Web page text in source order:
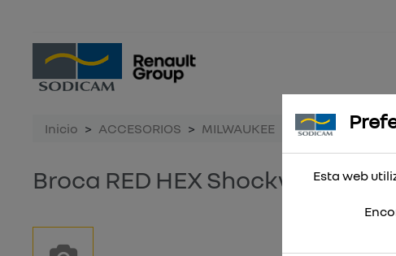
Inicio ACCESORIOS MILWAUKEE Broca RED HEX
Broca RED HEX Shockwave™
Esta web